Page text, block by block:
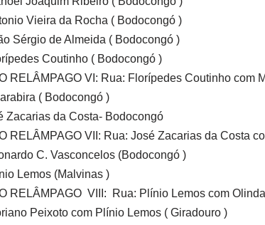
Vieira da Rocha ( Bodocongó )
Sérgio de Almeida ( Bodocongó )
Coutinho ( Bodocongó )
RELÂMPAGO VI: Rua: Florípedes Coutinho com
( Bodocongó )
Zacarias da Costa- Bodocongó
RELÂMPAGO VII: Rua: José Zacarias da Costa
C. Vasconcelos (Bodocongó )
Lemos (Malvinas )
RELÂMPAGO VIII: Rua: Plínio Lemos com
Peixoto com Plínio Lemos ( Giradouro )